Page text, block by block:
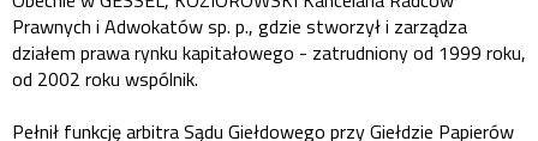
Prawnych i Adwokatów sp. p., gdzie stworzył i zarządza
działem prawa rynku kapitałowego - zatrudniony od 1999 roku,
od 2002 roku wspólnik.
Pełnił funkcję arbitra Sądu Giełdowego przy Giełdzie Papierów